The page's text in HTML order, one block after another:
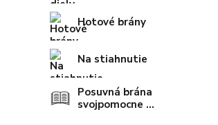
Hotové brány
Na stiahnutie
Posuvná brána
svojpomocne ...